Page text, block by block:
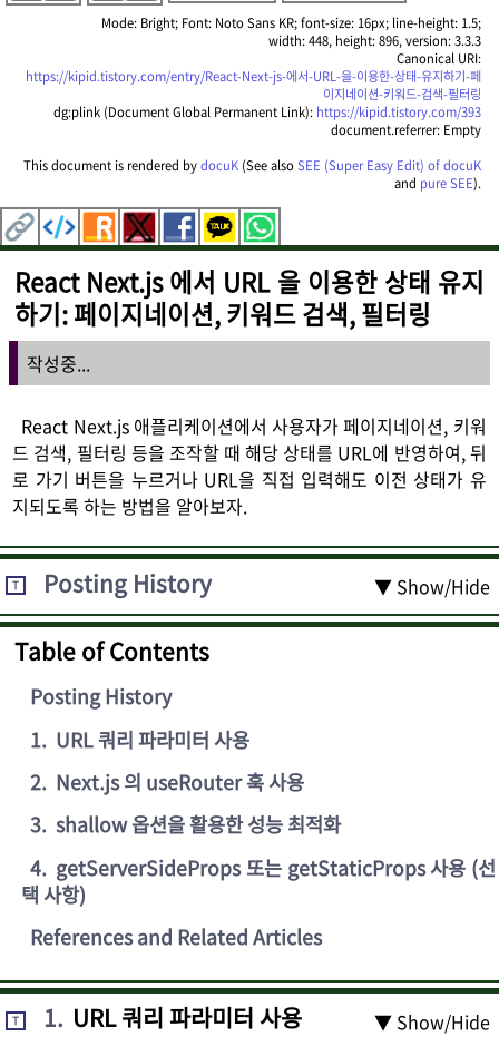
Mode: Bright; Font: Noto Sans KR; font-size: 16px; line-height: 1.5;
width: 448, height: 896, version: 3.3.3
Canonical URI:
https://kipid.tistory.com/entry/React-Next-js-에서-URL-을-이용한-상태-유지하기-페
이지네이션-키워드-검색-필터링
dg:plink (Document Global Permanent Link): https://kipid.tistory.com/393
document.referrer: Empty
This document is rendered bydocuK (See alsoSEE (Super Easy Edit) of docuK
and pure SEE).
React Next.js 에서 URL 을 이용한 상태 유지
하기: 페이지네이션, 키워드 검색, 필터링
작성중...
React Next.js 애플리케이션에서 사용자가 페이지네이션, 키워
드 검색, 필터링 등을 조작할 때 해당 상태를 URL에 반영하여, 뒤
로 가기 버튼을 누르거나 URL을 직접 입력해도 이전 상태가 유
지되도록 하는 방법을 알아보자.
T Posting History ▼ Show/Hide
Table of Contents
Posting History
1. URL 쿼리 파라미터 사용
2. Next.js 의 useRouter 훅 사용
3. shallow 옵션을 활용한 성능 최적화
4. getServerSideProps 또는 getStaticProps 사용 (선
택 사항)
References and Related Articles
T 1. URL 쿼리 파라미터 사용
▼ Show/Hide